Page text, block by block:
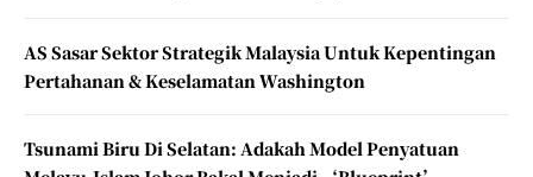
AS Sasar Sektor Strategik Malaysia Untuk Kepentingan
Pertahanan & Keselamatan Washington
Tsunami Biru Di Selatan: Adakah Model Penyatuan